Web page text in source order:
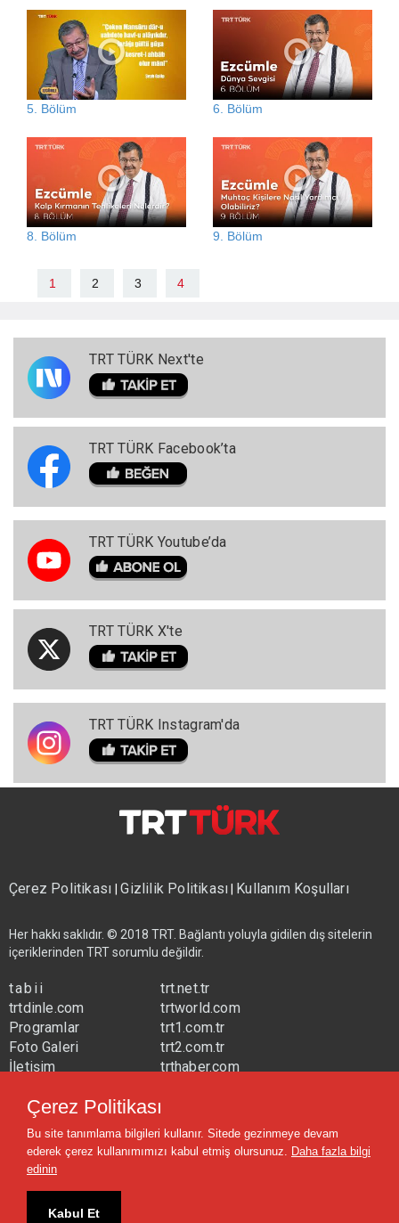
5. Bölüm 6. Bölüm
8. Bölüm 9. Bölüm
1 2 3 4
TRT TÜRK Next'te
TRT TÜRK Facebook’ta
TRT TÜRK Youtube’da
TRT TÜRK X'te
TRT TÜRK Instagram'da
Çerez Politikası|Gizlilik Politikası| Kullanım Koşulları
Her hakkı saklıdır. © 2018 TRT. Bağlantı yoluyla gidilen dış sitelerin
içeriklerinden TRT sorumlu değildir.
tabii
trtdinle.com
Programlar
Foto Galeri
İletişim
trt.net.tr
trtworld.com
trt1.com.tr
trt2.com.tr
trthaber.com
trtavaz.com.tr
trtmuzik.net.tr
trtcocuk.net.tr
Çerez Politikası
Bu site tanımlama bilgileri kullanır. Sitede gezinmeye devam
ederek çerez kullanımımızı kabul etmiş olursunuz. Daha fazla bilgi
edinin
Kabul Et